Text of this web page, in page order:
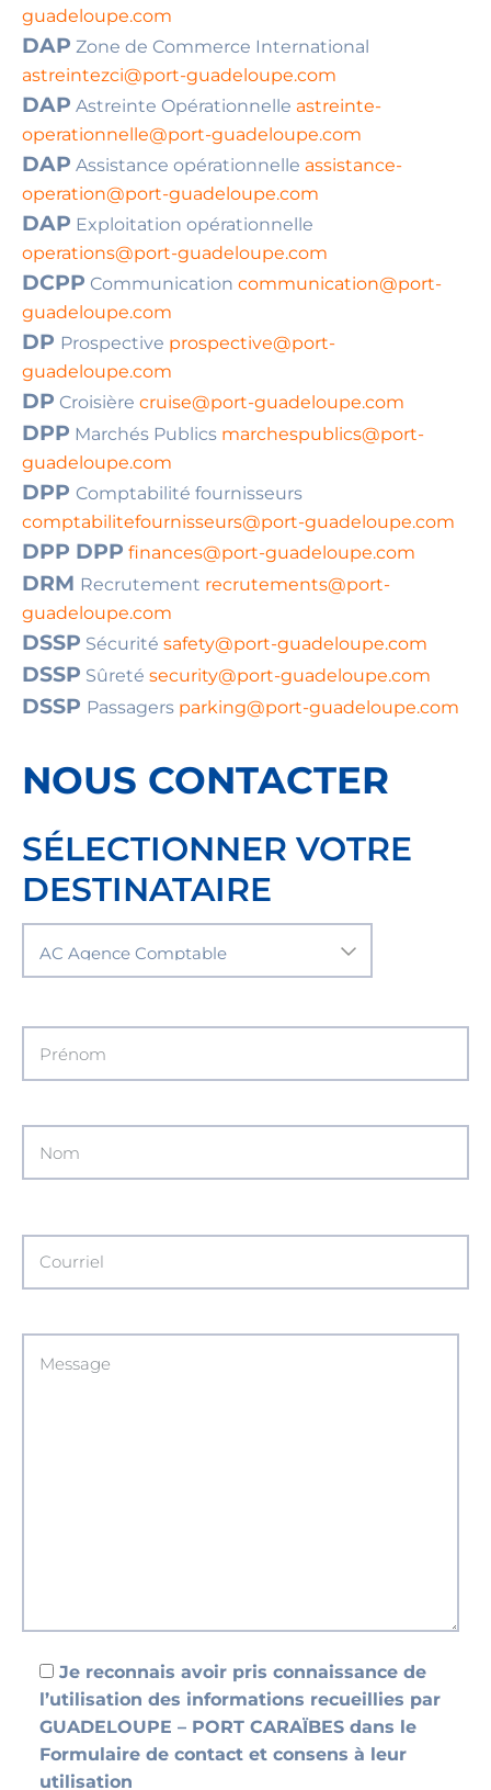
guadeloupe.com
DAP Zone de Commerce International
astreintezci@port-guadeloupe.com
DAP Astreinte Opérationnelle astreinte-
operationnelle@port-guadeloupe.com
DAP Assistance opérationnelle assistance-
operation@port-guadeloupe.com
DAP Exploitation opérationnelle
operations@port-guadeloupe.com
DCPP Communication communication@port-
guadeloupe.com
DP Prospective prospective@port-
guadeloupe.com
DP Croisière cruise@port-guadeloupe.com
DPP Marchés Publics marchespublics@port-
guadeloupe.com
DPP Comptabilité fournisseurs
comptabilitefournisseurs@port-guadeloupe.com
DPP DPP finances@port-guadeloupe.com
DRM Recrutement recrutements@port-
guadeloupe.com
DSSP Sécurité safety@port-guadeloupe.com
DSSP Sûreté security@port-guadeloupe.com
DSSP Passagers parking@port-guadeloupe.com
NOUS CONTACTER
SÉLECTIONNER VOTRE
DESTINATAIRE
Je reconnais avoir pris connaissance de
l’utilisation des informations recueillies par
GUADELOUPE – PORT CARAÏBES dans le
Formulaire de contact et consens à leur
utilisation